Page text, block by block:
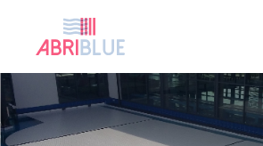
¿Quiénes somos?
Nuestros compromisos
Seguridad y tranquilidad